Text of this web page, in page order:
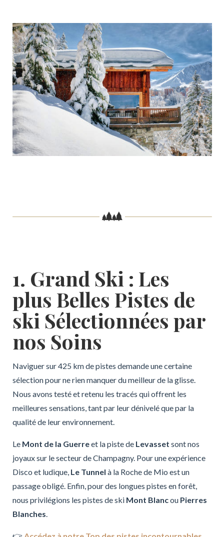
1. Grand Ski : Les
plus Belles Pistes de
ski Sélectionnées par
nos Soins
Naviguer sur 425 km de pistes demande une certaine
sélection pour ne rien manquer du meilleur de la glisse.
Nous avons testé et retenu les tracés qui offrent les
meilleures sensations, tant par leur dénivelé que par la
qualité de leur environnement.
Le Mont de la Guerreet la piste de Levasset sont nos
joyaux sur le secteur de Champagny. Pour une expérience
Disco et ludique, Le Tunnel à la Roche de Mio est un
passage obligé. Enfin, pour des longues pistes en forêt,
nous privilégions les pistes de ski Mont Blancou Pierres
Blanches.